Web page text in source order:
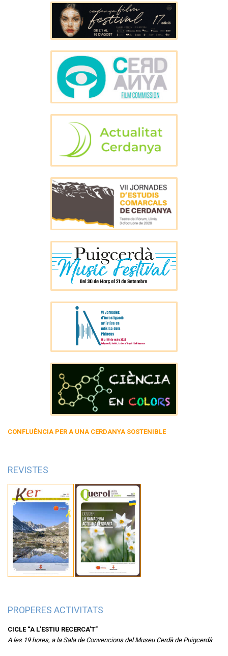
CONFLUÈNCIA PER A UNA CERDANYA SOSTENIBLE
REVISTES
PROPERES ACTIVITATS
CICLE “A L’ESTIU RECERCA’T”
A les 19 hores, a la Sala de Convencions del Museu Cerdà de Puigcerdà